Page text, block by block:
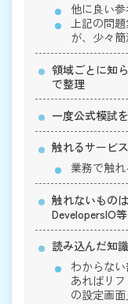
他に良い
上記の問
が、少々
領域ごとに知
で整理
一度公式模試
触れるサービ
業務で触
触れないもの
DevelopersIO
読み込んだ知
わからな
あればリ
の設定画